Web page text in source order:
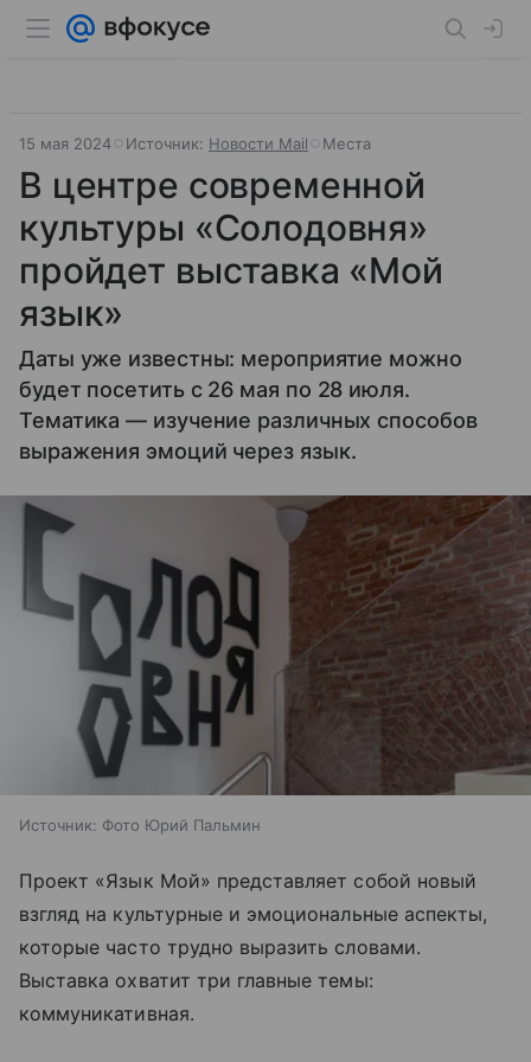
15 мая 2024 Источник: Новости Mail Места
В центре современной
культуры «Солодовня»
пройдет выставка «Мой
язык»
Даты уже известны: мероприятие можно
будет посетить с 26 мая по 28 июля.
Тематика — изучение различных способов
выражения эмоций через язык.
Источник: Фото Юрий Пальмин
Проект «Язык Мой» представляет собой новый
взгляд на культурные и эмоциональные аспекты,
которые часто трудно выразить словами.
Выставка охватит три главные темы:
коммуникативная.